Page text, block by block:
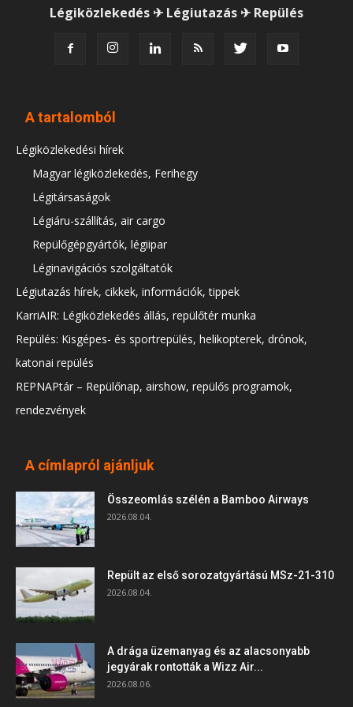
Légiközlekedés ✈ Légiutazás ✈ Repülés
A tartalomból
Légiközlekedési hírek
Magyar légiközlekedés, Ferihegy
Légitársaságok
Légiáru-szállítás, air cargo
Repülőgépgyártók, légiipar
Léginavigációs szolgáltatók
Légiutazás hírek, cikkek, információk, tippek
KarriAIR: Légiközlekedés állás, repülőtér munka
Repülés: Kisgépes- és sportrepülés, helikopterek, drónok,
katonai repülés
REPNAPtár – Repülőnap, airshow, repülős programok,
rendezvények
A címlapról ajánljuk
Összeomlás szélén a Bamboo Airways
2026.08.04.
Repült az első sorozatgyártású MSz-21-310
2026.08.04.
A drága üzemanyag és az alacsonyabb
jegyárak rontották a Wizz Air...
2026.08.06.